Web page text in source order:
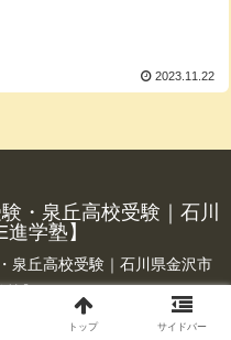
2023.11.22
・泉丘高校受験｜石川
学塾】
泉丘高校受験｜石川県金沢市
塾】.
トップ サイドバー